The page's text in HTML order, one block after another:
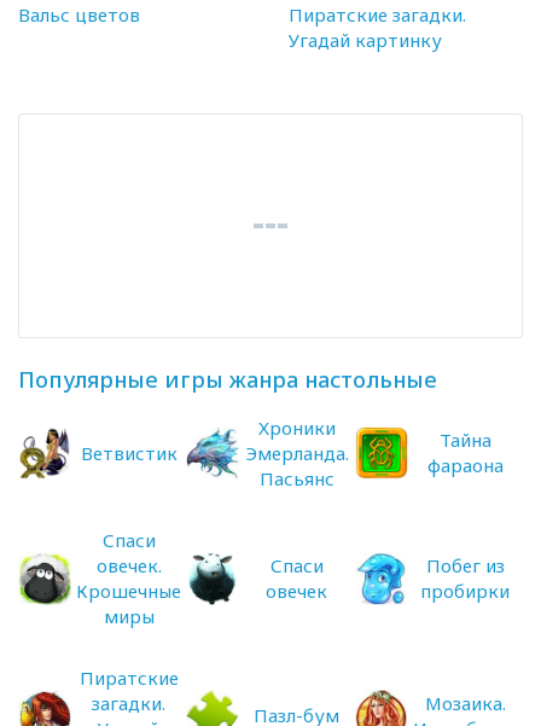
Вальс цветов
Пиратские загадки.
Угадай картинку
Популярные игры жанра настольные
Ветвистик
Хроники
Эмерланда.
Пасьянс
Тайна
фараона
Спаси
овечек.
Крошечные
миры
Спаси
овечек
Побег из
пробирки
Пиратские
загадки.
Пазл-бум
Мозаика.